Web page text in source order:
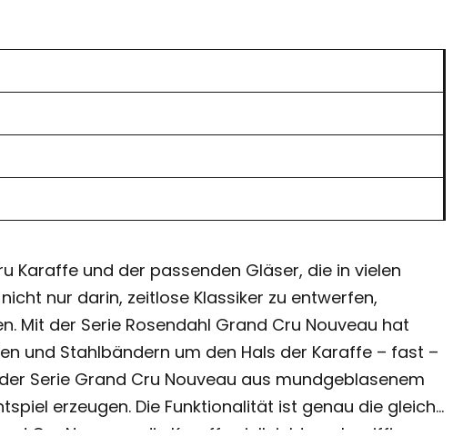
Karaffe und der passenden Gläser, die in vielen
nur darin, zeitlose Klassiker zu entwerfen,
Mit der Serie Rosendahl Grand Cru Nouveau hat
und Stahlbändern um den Hals der Karaffe – fast –
Serie Grand Cru Nouveau aus mundgeblasenem
erzeugen. Die Funktionalität ist genau die gleiche
Cru Nouveau die Karaffe vielleicht noch griffiger